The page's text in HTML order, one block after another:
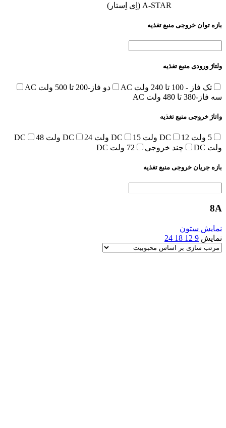
A-STAR (اِی اِستار)
بازه توان خروجی منبع تغذیه
ولتاژ ورودی منبع تغذیه
تک فاز - 100 تا 240 ولت AC
دو فاز-200 تا 500 ولت AC
سه فاز-380 تا 480 ولت AC
واتاژ خروجی منبع تغذیه
5 ولت DC 12 ولت DC 15 ولت DC 24 ولت DC
48
ولت DC
چند خروجی 72 ولت DC
بازه جریان خروجی منبع تغذیه
8A
نمایش ستون
نمایش 9
12
18
24